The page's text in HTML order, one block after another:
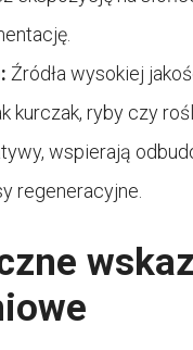
Źródła wysokiej
kurczak, ryby czy
wspierają
regeneracyjne.